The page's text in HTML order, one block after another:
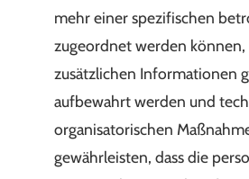
mehr einer spezifischen
zugeordnet werden können,
zusätzlichen Informationen
aufbewahrt werden und
organisatorischen
gewährleisten, dass die